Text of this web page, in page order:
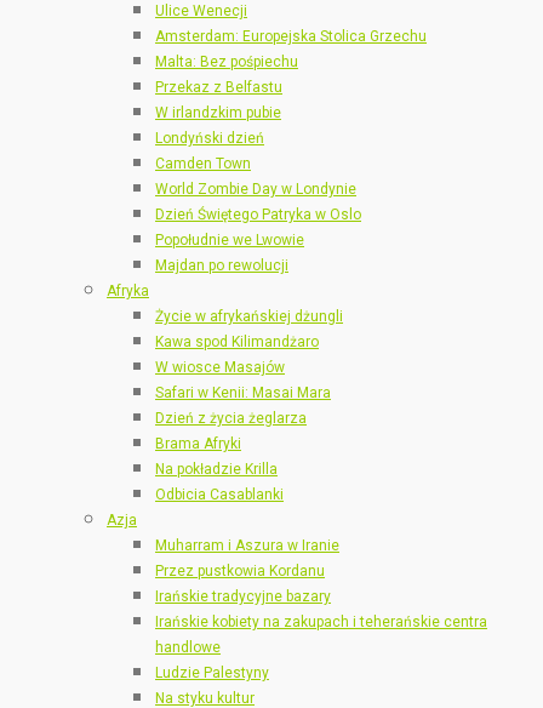
Ulice Wenecji
Amsterdam: Europejska Stolica Grzechu
Malta: Bez pośpiechu
Przekaz z Belfastu
W irlandzkim pubie
Londyński dzień
Camden Town
World Zombie Day w Londynie
Dzień Świętego Patryka w Oslo
Popołudnie we Lwowie
Majdan po rewolucji
Afryka
Życie w afrykańskiej dżungli
Kawa spod Kilimandżaro
W wiosce Masajów
Safari w Kenii: Masai Mara
Dzień z życia żeglarza
Brama Afryki
Na pokładzie Krilla
Odbicia Casablanki
Azja
Muharram i Aszura w Iranie
Przez pustkowia Kordanu
Irańskie tradycyjne bazary
Irańskie kobiety na zakupach i teherańskie centra
handlowe
Ludzie Palestyny
Na styku kultur